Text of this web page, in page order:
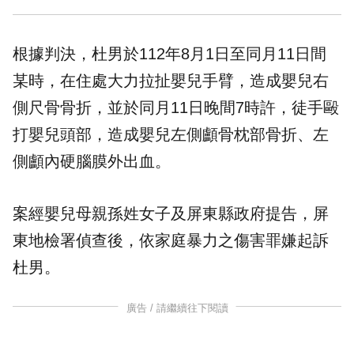
根據判決，杜男於112年8月1日至同月11日間
某時，在住處大力拉扯嬰兒手臂，造成嬰兒右
側尺骨骨折，並於同月11日晚間7時許，徒手毆
打嬰兒頭部，造成嬰兒左側顱骨枕部骨折、左
側顱內硬腦膜外出血。
案經嬰兒母親孫姓女子及屏東縣政府提告，屏
東地檢署偵查後，依家庭暴力之傷害罪嫌起訴
杜男。
廣告 / 請繼續往下閱讀